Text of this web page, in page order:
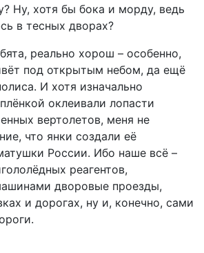
Ну, хотя бы бока и морду, ведь
в тесных дворах?
реально хорош – особенно,
под открытым небом, да ещё
И хотя изначально
оклеивали лопасти
вертолетов, меня не
что янки создали её
России. Ибо наше всё –
реагентов,
дворовые проезды,
и дорогах, ну и, конечно, сами